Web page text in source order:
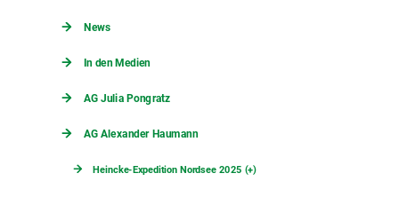
News
In den Medien
AG Julia Pongratz
AG Alexander Haumann
Heincke-Expedition Nordsee 2025 (+)